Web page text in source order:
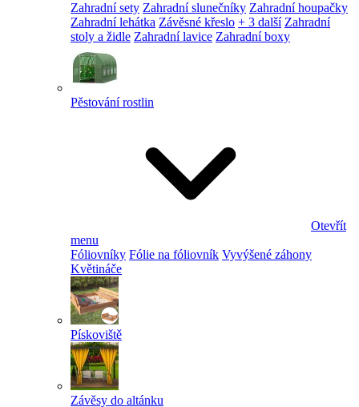
Zahradní sety Zahradní slunečníky Zahradní houpačky
Zahradní lehátka Závěsné křeslo + 3 další Zahradní
stoly a židle Zahradní lavice Zahradní boxy
Pěstování rostlin
Otevřít
menu
Fóliovníky Fólie na fóliovník Vyvýšené záhony
Květináče
Pískoviště
Závěsy do altánku